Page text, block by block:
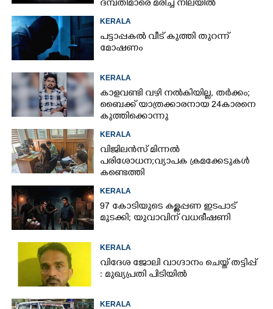
ദമ്പതിമാരെ മരിച്ച നിലയിൽ
KERALA
പട്ടാപ്പകൽ വീട് കുത്തി തുറന്ന്
മോഷണം
KERALA
കാളവണ്ടി വഴി നൽകിയില്ല, തർക്കം;
ബൈക്ക് യാത്രക്കാരനായ 24കാരനെ
കുത്തിക്കൊന്നു
KERALA
വിജിലൻസ് മിന്നൽ
പരിശോധന; വ്യാപക ക്രമക്കേടുകൾ
കണ്ടെത്തി
KERALA
97 കോടിയുടെ കള്ളപ്പണ ഇടപാട്
മുടക്കി; യുവാവിന് വധഭീഷണി
KERALA
വിദേശ ജോലി വാഗ്ദാനം ചെയ്ത് തട്ടിപ്പ്
: മുഖ്യപ്രതി പിടിയിൽ
KERALA